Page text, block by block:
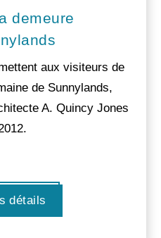
demeure
aux visiteurs de
de Sunnylands,
A. Quincy Jones
détails